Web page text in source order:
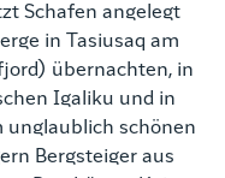
Schafen angelegt
in Tasiusaq am
übernachten, in
Igaliku und in
unglaublich schönen
Bergsteiger aus